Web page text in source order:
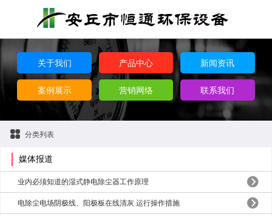
关于我们 产品中心 新闻资讯
案例展示 营销网络 联系我们
分类列表
媒体报道
业内必须知道的湿式静电除尘器工作原理
电除尘电场阴极线、阳极板在线清灰 运行操作措施